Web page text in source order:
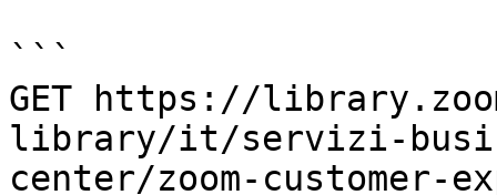
```
GET https://
library/it/servizi-
center/zoom-customer-